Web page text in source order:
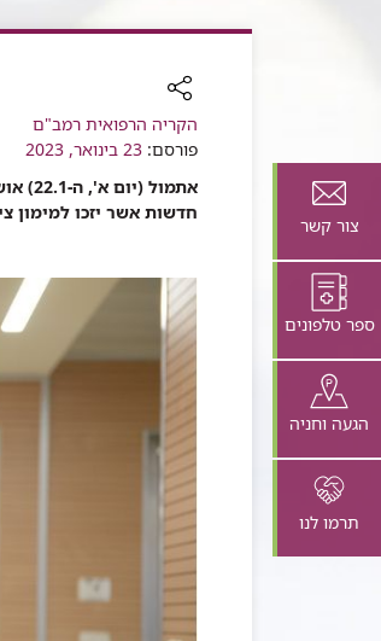
צור קשר
ספר טלפונים
הגעה וחניה
תרמו לנו
רכיב
שיתוף
הקריה הרפואית רמב"ם
פורסם: 23 בינואר, 2023
חדשות אשר יזכו למימון ציבורי